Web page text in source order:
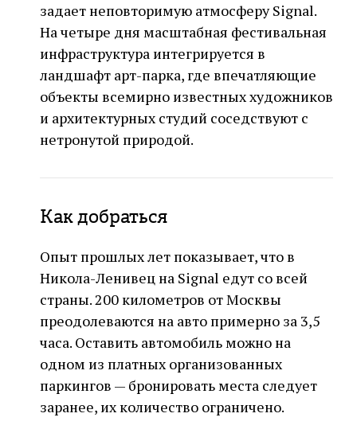
задает неповторимую атмосферу Signal.
На четыре дня масштабная фестивальная
инфраструктура интегрируется в
ландшафт арт-парка, где впечатляющие
объекты всемирно известных художников
и архитектурных студий соседствуют с
нетронутой природой.
Как добраться
Опыт прошлых лет показывает, что в
Никола-Ленивец на Signal едут со всей
страны. 200 километров от Москвы
преодолеваются на авто примерно за 3,5
часа. Оставить автомобиль можно на
одном из платных организованных
паркингов — бронировать места следует
заранее, их количество ограничено.